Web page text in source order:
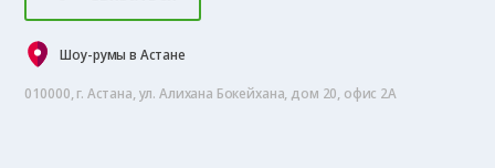
Шоу-румы в Астане
010000, г. Астана, ул. Алихана Бокейхана, дом 20, офис 2А